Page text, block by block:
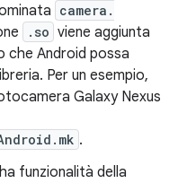
camera.
.so viene aggiunta
che Android possa
Per un esempio,
Galaxy Nexus
.
funzionalità della